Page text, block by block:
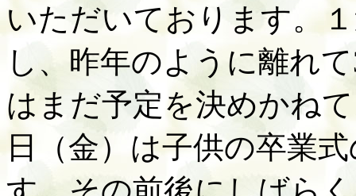
いただいております。
し、昨年のように離れて
はまだ予定を決めかね
日（金）は子供の卒業